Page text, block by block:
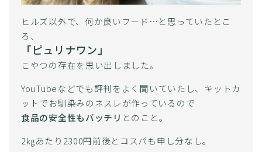
ヒルズ以外で、何か良いフード…と思っていたとこ
ろ、
「ピュリナワン」
こやつの存在を思い出しました。
YouTubeなどでも評判をよく聞いていたし、キットカ
ットでお馴染みのネスレが作っているので
食品の安全性もバッチリ とのこと。
2㎏あたり2300円前後とコスパも申し分なし。